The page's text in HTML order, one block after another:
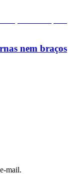
nem braços
mail.